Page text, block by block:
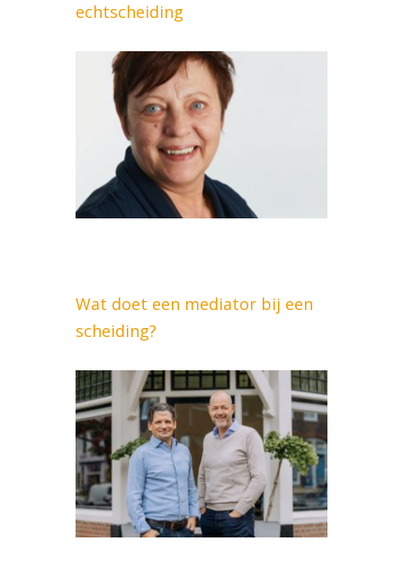
echtscheiding
Wat doet een mediator bij een
scheiding?